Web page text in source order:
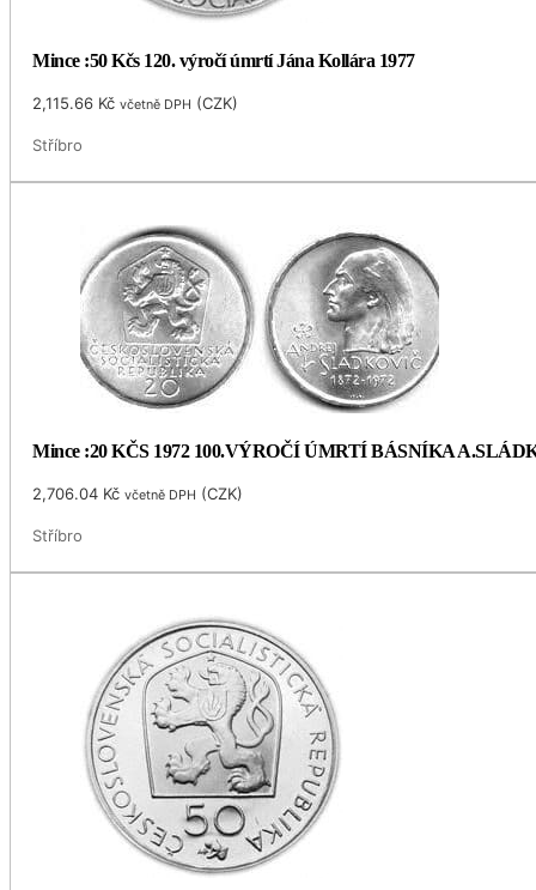
Mince :50 Kčs 120. výročí úmrtí Jána Kollára 1977
2,115.66 Kč včetně DPH (CZK)
Stříbro
Mince :20 KČS 1972 100.VÝROČÍ ÚMRTÍ BÁSNÍKA
2,706.04 Kč včetně DPH (CZK)
Stříbro